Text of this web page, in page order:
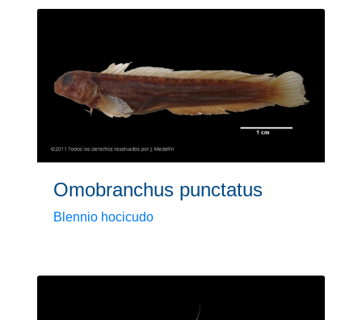
Omobranchus punctatus
Blennio hocicudo